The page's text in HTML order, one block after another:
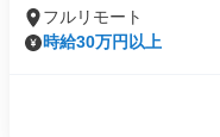
フルリモート
時給30万円以上